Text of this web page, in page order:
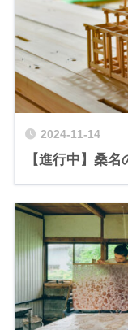
2024-11-14
【進行中】桑